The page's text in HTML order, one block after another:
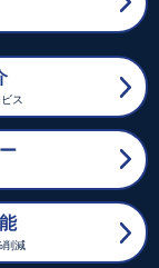
ス
削減